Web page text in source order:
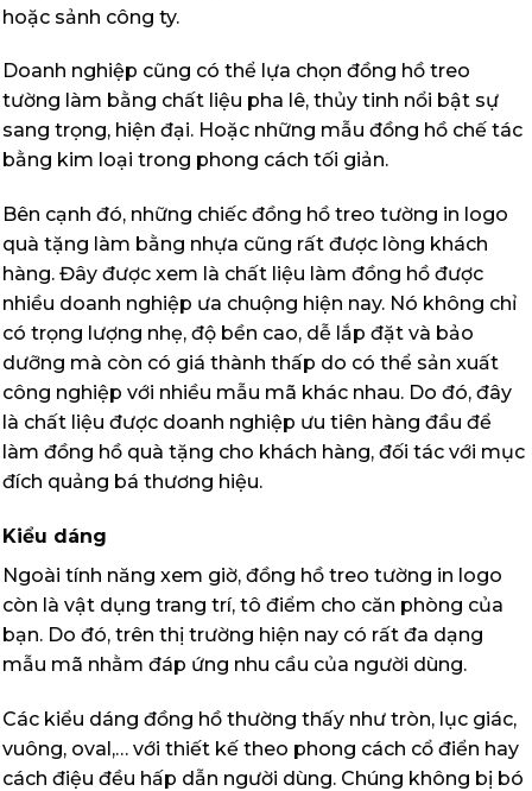
hoặc sảnh công ty.
Doanh nghiệp cũng có thể lựa chọn đồng hồ treo
tường làm bằng chất liệu pha lê, thủy tinh nổi bật sự
sang trọng, hiện đại. Hoặc những mẫu đồng hồ chế tác
bằng kim loại trong phong cách tối giản.
Bên cạnh đó, những chiếc đồng hồ treo tường in logo
quà tặng làm bằng nhựa cũng rất được lòng khách
hàng. Đây được xem là chất liệu làm đồng hồ được
nhiều doanh nghiệp ưa chuộng hiện nay. Nó không chỉ
có trọng lượng nhẹ, độ bền cao, dễ lắp đặt và bảo
dưỡng mà còn có giá thành thấp do có thể sản xuất
công nghiệp với nhiều mẫu mã khác nhau. Do đó, đây
là chất liệu được doanh nghiệp ưu tiên hàng đầu để
làm đồng hồ quà tặng cho khách hàng, đối tác với mục
đích quảng bá thương hiệu.
Kiểu dáng
Ngoài tính năng xem giờ, đồng hồ treo tường in logo
còn là vật dụng trang trí, tô điểm cho căn phòng của
bạn. Do đó, trên thị trường hiện nay có rất đa dạng
mẫu mã nhằm đáp ứng nhu cầu của người dùng.
Các kiểu dáng đồng hồ thường thấy như tròn, lục giác,
vuông, oval,… với thiết kế theo phong cách cổ điển hay
cách điệu đều hấp dẫn người dùng. Chúng không bị bó